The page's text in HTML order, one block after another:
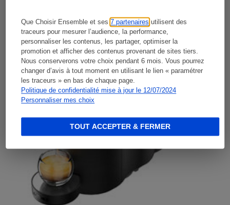
Que Choisir Ensemble et ses7 partenaires utilisent des
traceurs pour mesurer l’audience, la performance,
personnaliser les contenus, les partager, optimiser la
promotion et afficher des contenus provenant de sites tiers.
Nous conserverons votre choix pendant 6 mois. Vous pourrez
changer d’avis à tout moment en utilisant le lien « paramétrer
les traceurs » en bas de chaque page.
Politique de confidentialité mise à jour le 12/07/2024
Personnaliser mes choix
TOUT ACCEPTER & FERMER